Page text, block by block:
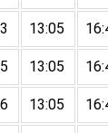
13:05
13:05
13:05